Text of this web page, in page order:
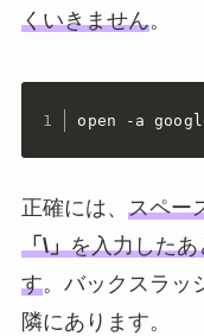
くいきません。
open -a
正確には、 スペー
「\」を入力した
す。バックスラッ
隣にあります。